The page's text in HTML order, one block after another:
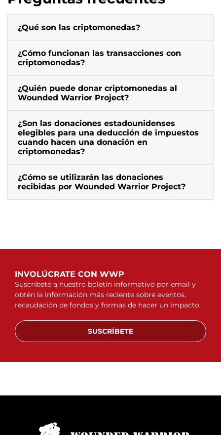
¿Qué son las criptomonedas?
¿Cómo funcionan las transacciones con
criptomonedas?
¿Quién puede donar criptomonedas al
Wounded Warrior Project?
¿Son las donaciones estadounidenses
elegibles para una deducción de impuestos
cuando hacen una donación en
criptomonedas?
¿Cómo se utilizarán las donaciones
recibidas por Wounded Warrior Project?
INVOLÚCRATE CON WWP
Suscríbete a nuestro boletín informativo por email y
obtén la información más reciente sobre eventos,
recaudación de fondos y formas de hacer un impacto.
SUSCRÍBETE